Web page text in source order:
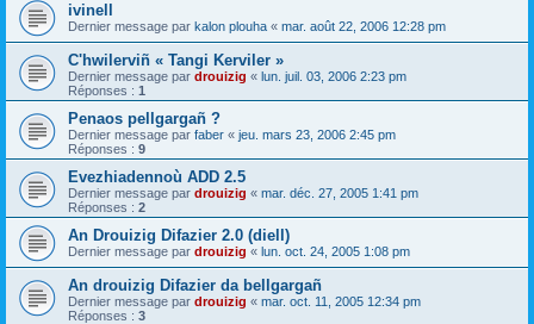
ivinell
Dernier message par kalon plouha « mar. août 22, 2006 12:28 pm
C'hwilerviñ « Tangi Kerviler »
Dernier message par drouizig « lun. juil. 03, 2006 2:23 pm
Réponses : 1
Penaos pellgargañ ?
Dernier message par faber « jeu. mars 23, 2006 2:45 pm
Réponses : 9
Evezhiadennoù ADD 2.5
Dernier message par drouizig « mar. déc. 27, 2005 1:41 pm
Réponses : 2
An Drouizig Difazier 2.0 (diell)
Dernier message par drouizig « lun. oct. 24, 2005 1:08 pm
An drouizig Difazier da bellgargañ
Dernier message par drouizig « mar. oct. 11, 2005 12:34 pm
Réponses : 3